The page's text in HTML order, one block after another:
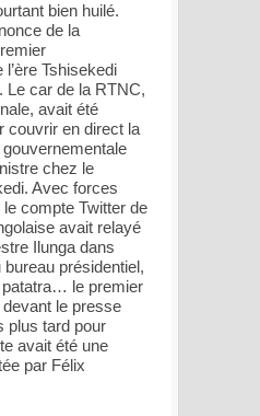
bien huilé.
de la
Tshisekedi
Le car de la RTNC,
avait été
couvrir en direct la
chez le
Avec forces
compte Twitter de
avait relayé
Ilunga dans
bureau présidentiel,
le premier
le presse
plus tard pour
avait été une
par Félix